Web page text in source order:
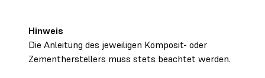
Hinweis
Die Anleitung des jeweiligen Komposit- oder
Zementherstellers muss stets beachtet werden.